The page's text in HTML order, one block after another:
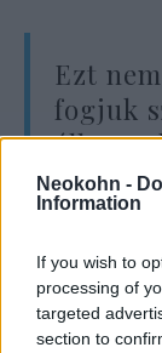
Neokohn -
Information
If you wish to
processing of
targeted
section to
Ezt
fogjuk
akarta
gyújtottak,